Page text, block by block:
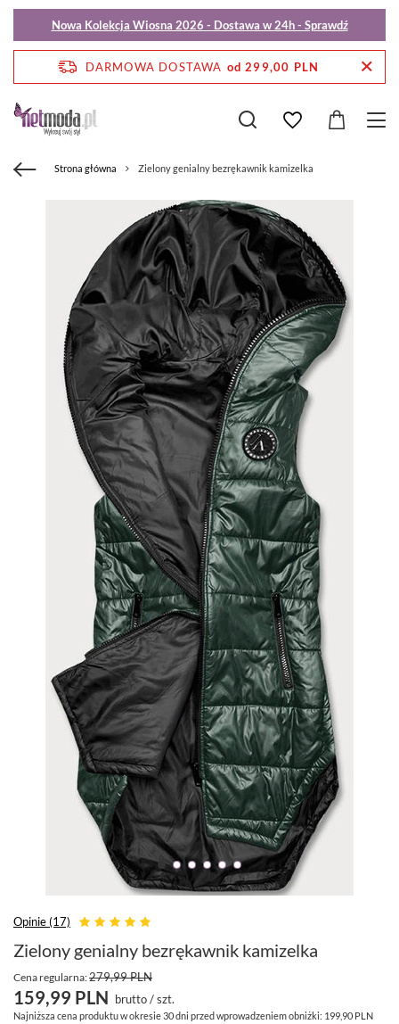
Nowa Kolekcja Wiosna 2026 - Dostawa w 24h - Sprawdź
DARMOWA DOSTAWA od 299,00 PLN
Strona główna Zielony genialny bezrękawnik kamizelka
Opinie (17)
Zielony genialny bezrękawnik kamizelka
Cena regularna:279,99 PLN
159,99 PLN brutto/szt.
Najniższa cena produktu w okresie 30 dni przed wprowadzeniem obniżki: 199,90 PLN